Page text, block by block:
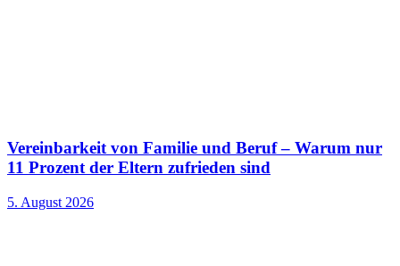
Vereinbarkeit von Familie und Beruf – Warum nur
11 Prozent der Eltern zufrieden sind
5. August 2026